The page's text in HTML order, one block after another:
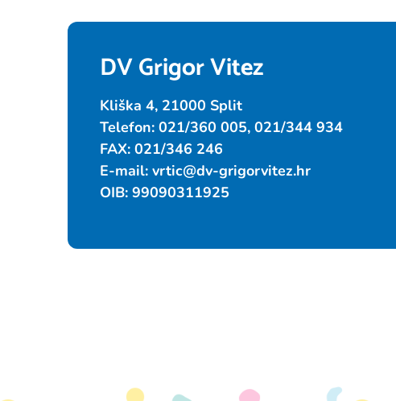
DV Grigor Vitez
Kliška 4, 21000 Split
Telefon: 021/360 005, 021/344 934
FAX: 021/346 246
E-mail: vrtic@dv-grigorvitez.hr
OIB: 99090311925